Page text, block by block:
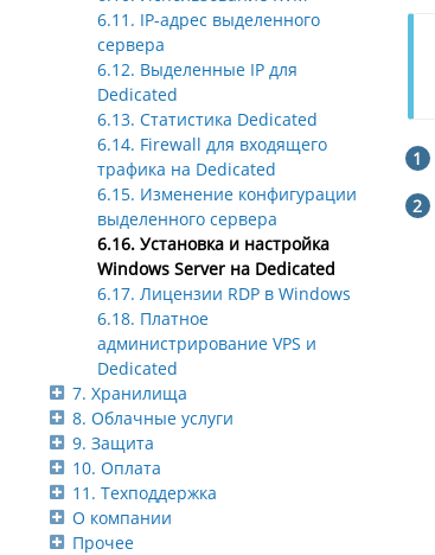
6.11. IP-адрес выделенного
сервера
6.12. Выделенные IP для
Dedicated
6.13. Статистика Dedicated
6.14. Firewall для входящего
трафика на Dedicated
6.15. Изменение конфигурации
выделенного сервера
6.16. Установка и настройка
Windows Server на Dedicated
6.17. Лицензии RDP в Windows
6.18. Платное
администрирование VPS и
Dedicated
7. Хранилища
8. Облачные услуги
9. Защита
10. Оплата
11. Техподдержка
О компании
Прочее